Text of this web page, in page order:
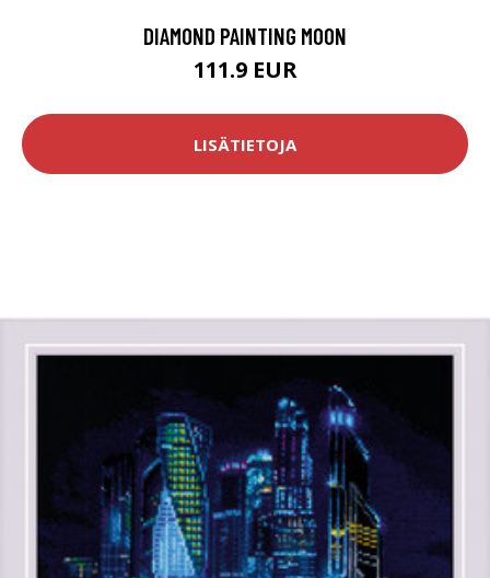
DIAMOND PAINTING MOON
111.9 EUR
LISÄTIETOJA